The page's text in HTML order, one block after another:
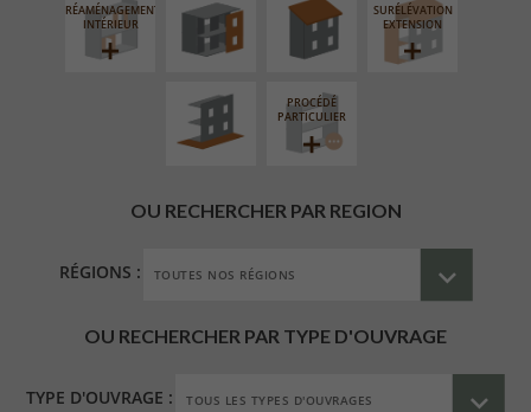
RÉAMÉNAGEMENT
INTÉRIEUR
SURÉLÉVATION
EXTENSION
AMÉNAGEMENT
EXTÉRIEUR
PROCÉDÉ
PARTICULIER
OU RECHERCHER PAR REGION
RÉGIONS :
OU RECHERCHER PAR TYPE D'OUVRAGE
TYPE D'OUVRAGE :